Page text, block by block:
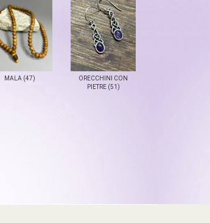
MALA (47)
ORECCHINI CON
PIETRE (51)